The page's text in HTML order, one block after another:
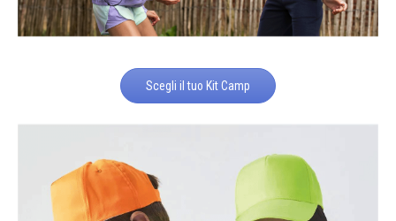
Scegli il tuo Kit Camp